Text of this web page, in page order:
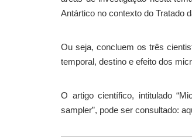
Antártico no contexto do Tratado
Ou seja, concluem os três
temporal, destino e efeito dos
O artigo científico, intitulado
sampler”, pode ser consultado: